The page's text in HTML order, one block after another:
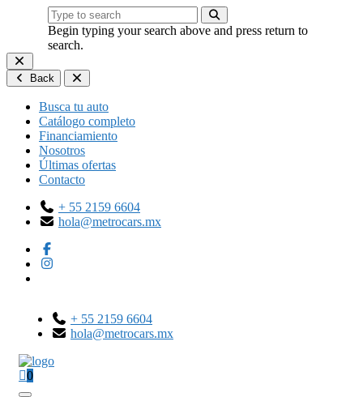
Begin typing your search above and press return to
search.
Back
Busca tu auto
Catálogo completo
Financiamiento
Nosotros
Últimas ofertas
Contacto
+ 55 2159 6604
hola@metrocars.mx
+ 55 2159 6604
hola@metrocars.mx
0